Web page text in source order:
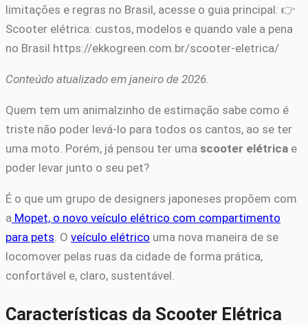
limitações e regras no Brasil, acesse o guia principal: 👉
Scooter elétrica: custos, modelos e quando vale a pena
no Brasil https://ekkogreen.com.br/scooter-eletrica/
Conteúdo atualizado em janeiro de 2026.
Quem tem um animalzinho de estimação sabe como é
triste não poder levá-lo para todos os cantos, ao se ter
uma moto. Porém, já pensou ter uma scooter elétrica e
poder levar junto o seu pet?
É o que um grupo de designers japoneses propõem com
a Mopet, o novo veículo elétrico com compartimento
para pets . O veículo elétrico uma nova maneira de se
locomover pelas ruas da cidade de forma prática,
confortável e, claro, sustentável.
Características da Scooter Elétrica